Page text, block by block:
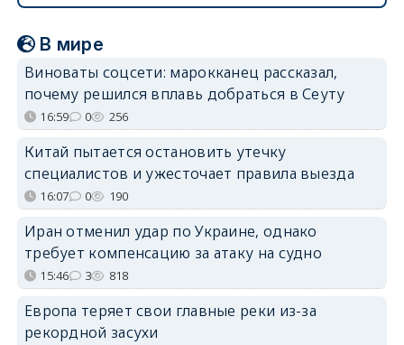
В мире
Виноваты соцсети: марокканец рассказал,
почему решился вплавь добраться в Сеуту
16:59 0 256
Китай пытается остановить утечку
специалистов и ужесточает правила выезда
16:07 0 190
Иран отменил удар по Украине, однако
требует компенсацию за атаку на судно
15:46 3 818
Европа теряет свои главные реки из-за
рекордной засухи